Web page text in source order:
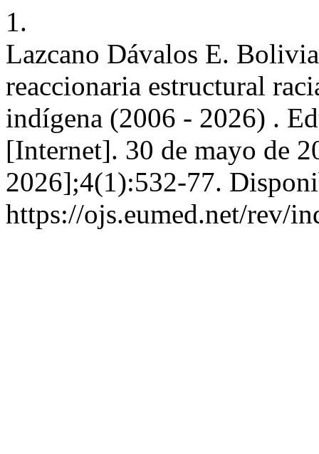
1.
Lazcano Dávalos E.
reaccionaria estructural
indígena (2006 - 2026) .
[Internet]. 30 de mayo de
2026];4(1):532-77.
https://ojs.eumed.net/rev/